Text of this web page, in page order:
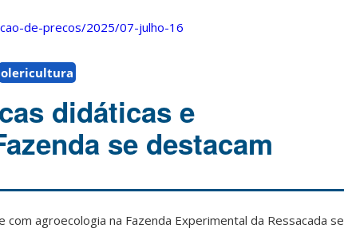
de-precos/2025/07-julho-16
olericultura
didáticas e
se destacam
agroecologia na Fazenda Experimental da Ressacada se